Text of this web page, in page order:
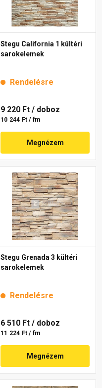
Stegu California 1 kültéri
sarokelemek
Rendelésre
9 220 Ft / doboz
10 244 Ft / fm
Megnézem
Stegu Grenada 3 kültéri
sarokelemek
Rendelésre
6 510 Ft / doboz
11 224 Ft / fm
Megnézem